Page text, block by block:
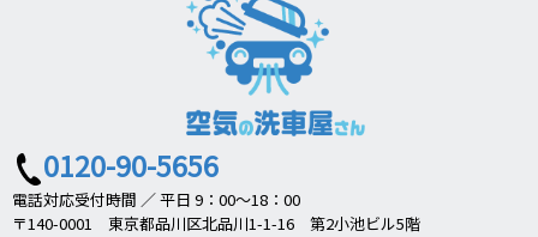
0120-90-5656
電話対応受付時間 ／ 平日 9：00～18：00
〒140-0001 東京都品川区北品川1-1-16 第2小池ビル5階